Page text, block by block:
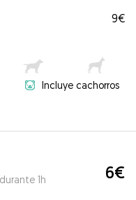
9€
Incluye cachorros
1h 6€